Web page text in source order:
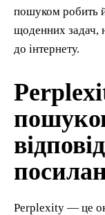
пошуком робить
щоденних задач,
до інтернету.
Perplexity — це